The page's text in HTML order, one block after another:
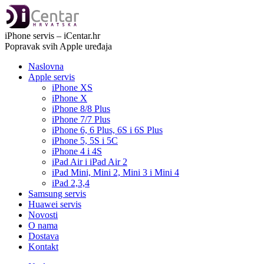
iPhone servis – iCentar.hr
Popravak svih Apple uređaja
Naslovna
Apple servis
iPhone XS
iPhone X
iPhone 8/8 Plus
iPhone 7/7 Plus
iPhone 6, 6 Plus, 6S i 6S Plus
iPhone 5, 5S i 5C
iPhone 4 i 4S
iPad Air i iPad Air 2
iPad Mini, Mini 2, Mini 3 i Mini 4
iPad 2,3,4
Samsung servis
Huawei servis
Novosti
O nama
Dostava
Kontakt